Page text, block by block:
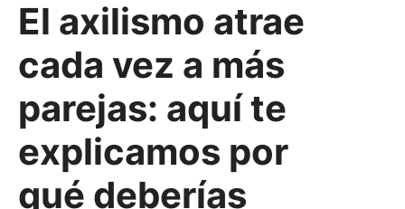
El axilismo atrae
cada vez a más
parejas: aquí te
explicamos por
qué deberías